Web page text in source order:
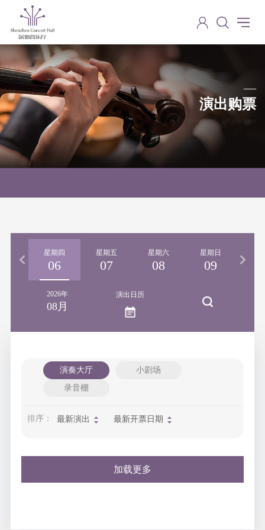
演出购票
Performance ticket purchase
星期四
06
星期五
07
星期六
08
星期日
09
2026年
08月
演出日历
演奏大厅
小剧场
录音棚
排序： 最新演出 最新开票日期
加载更多